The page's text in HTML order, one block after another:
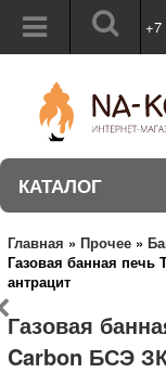
+7
КАТАЛОГ
Главная » Прочее »
Газовая банная
антрацит
Газовая
Carbon БСЭ